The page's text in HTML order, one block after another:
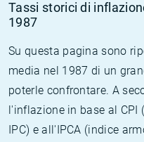
Tassi storici di
1987
Su questa pagina sono
media nel 1987 di un
poterle confrontare. A
l'inflazione in base al
IPC) e all'IPCA (indice